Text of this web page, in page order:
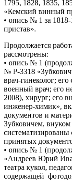
1795, 1828, 1835,
«Кемский винный
• опись № 1 за
пристав».
Продолжается
рассмотрены:
• опись № 1
№ Р-3318
врач-гинеколог;
военный врач; его
2008), хирург; его
инженер-химик»,
документов и
Зубковичем,
систематизированы
принятых
• опись № 1
«Андреев Юрий
театра кукол,
содержащей